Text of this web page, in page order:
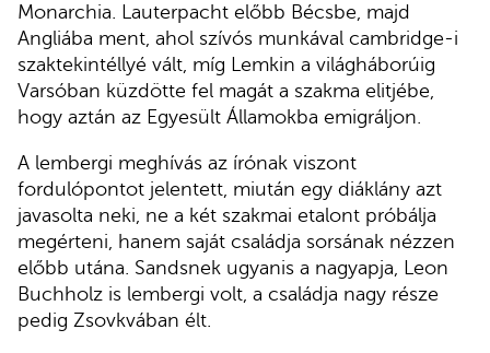
Monarchia. Lauterpacht előbb Bécsbe, majd
Angliába ment, ahol szívós munkával cambridge-i
szaktekintéllyé vált, míg Lemkin a világháborúig
Varsóban küzdötte fel magát a szakma elitjébe,
hogy aztán az Egyesült Államokba emigráljon.
A lembergi meghívás az írónak viszont
fordulópontot jelentett, miután egy diáklány azt
javasolta neki, ne a két szakmai etalont próbálja
megérteni, hanem saját családja sorsának nézzen
előbb utána. Sandsnek ugyanis a nagyapja, Leon
Buchholz is lembergi volt, a családja nagy része
pedig Zsovkvában élt.